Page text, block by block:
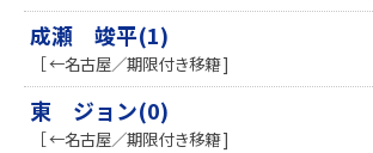
成瀬 竣平(1)
［ ←名古屋／期限付き移籍 ]
東 ジョン(0)
［ ←名古屋／期限付き移籍 ]